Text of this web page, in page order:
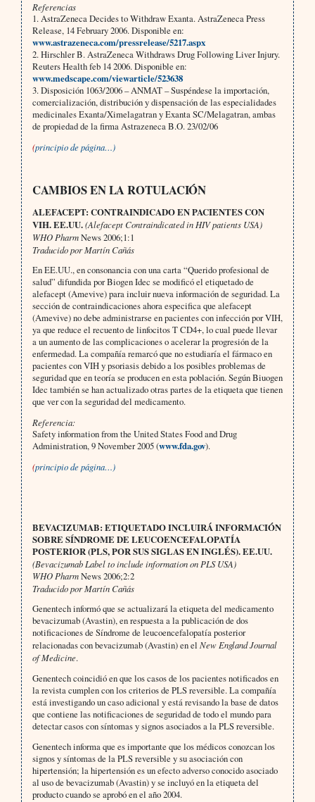
Referencias
1. AstraZeneca Decides to Withdraw Exanta. AstraZeneca Press
Release, 14 February 2006. Disponible en:
www.astrazeneca.com/pressrelease/5217.aspx
2. Hirschler B. AstraZeneca Withdraws Drug Following Liver Injury.
Reuters Health feb 14 2006. Disponible en:
www.medscape.com/viewarticle/523638
3. Disposición 1063/2006 – ANMAT – Suspéndese la importación,
comercialización, distribución y dispensación de las especialidades
medicinales Exanta/Ximelagatran y Exanta SC/Melagatran, ambas
de propiedad de la firma Astrazeneca B.O. 23/02/06
(principio de página…)
CAMBIOS EN LA ROTULACIÓN
ALEFACEPT: CONTRAINDICADO EN PACIENTES CON
VIH. EE.UU.(Alefacept Contraindicated in HIV patients USA)
WHO PharmNews 2006;1:1
Traducido por Martín Cañás
En EE.UU., en consonancia con una carta “Querido profesional de
salud” difundida por Biogen Idec se modificó el etiquetado de
alefacept (Amevive) para incluir nueva información de seguridad. La
sección de contraindicaciones ahora especifica que alefacept
(Amevive) no debe administrarse en pacientes con infección por VIH,
ya que reduce el recuento de linfocitos T CD4+, lo cual puede llevar
a un aumento de las complicaciones o acelerar la progresión de la
enfermedad. La compañía remarcó que no estudiaría el fármaco en
pacientes con VIH y psoriasis debido a los posibles problemas de
seguridad que en teoría se producen en esta población. Según Biuogen
Idec también se han actualizado otras partes de la etiqueta que tienen
que ver con la seguridad del medicamento.
Referencia:
Safety information from the United States Food and Drug
Administration, 9 November 2005 (www.fda.gov).
(principio de página…)
BEVACIZUMAB: ETIQUETADO INCLUIRÁ INFORMACIÓN
SOBRE SÍNDROME DE LEUCOENCEFALOPATÍA
POSTERIOR (PLS, POR SUS SIGLAS EN INGLÉS). EE.UU.
(Bevacizumab Label to include information on PLS USA)
WHO PharmNews 2006;2:2
Traducido por Martín Cañás
Genentech informó que se actualizará la etiqueta del medicamento
bevacizumab (Avastin), en respuesta a la publicación de dos
notificaciones de Síndrome de leucoencefalopatía posterior
relacionadas con bevacizumab (Avastin) en el New England Journal
of Medicine.
Genentech coincidió en que los casos de los pacientes notificados en
la revista cumplen con los criterios de PLS reversible. La compañía
está investigando un caso adicional y está revisando la base de datos
que contiene las notificaciones de seguridad de todo el mundo para
detectar casos con síntomas y signos asociados a la PLS reversible.
Genentech informa que es importante que los médicos conozcan los
signos y síntomas de la PLS reversible y su asociación con
hipertensión; la hipertensión es un efecto adverso conocido asociado
al uso de bevacizumab (Avastin) y se incluyó en la etiqueta del
producto cuando se aprobó en el año 2004.